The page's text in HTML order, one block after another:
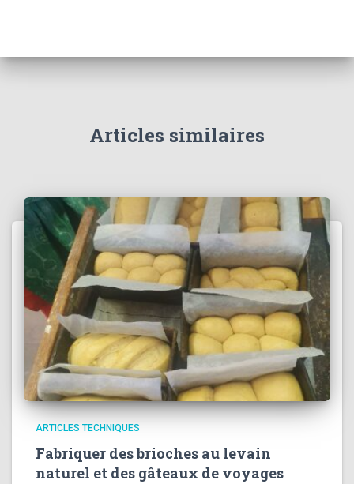
Articles similaires
ARTICLES TECHNIQUES
Fabriquer des brioches au levain
naturel et des gâteaux de voyages